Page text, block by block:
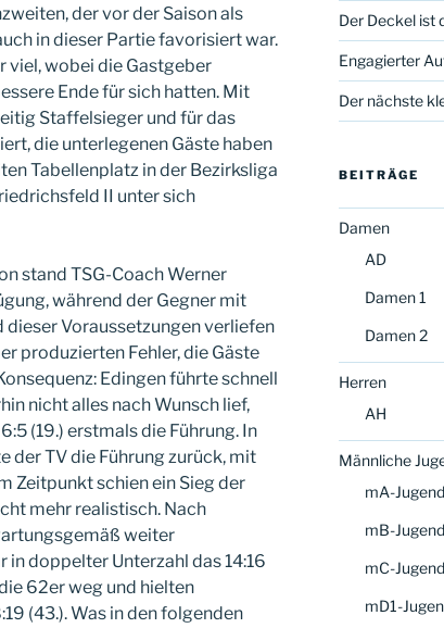
der vor der Saison als
in dieser Partie favorisiert war.
viel, wobei die Gastgeber
Ende für sich hatten. Mit
Staffelsieger und für das
die unterlegenen Gäste haben
Tabellenplatz in der Bezirksliga
II unter sich
stand TSG-Coach Werner
während der Gegner mit
dieser Voraussetzungen verliefen
produzierten Fehler, die Gäste
Edingen führte schnell
nicht alles nach Wunsch lief,
(19.) erstmals die Führung. In
der TV die Führung zurück, mit
Zeitpunkt schien ein Sieg der
mehr realistisch. Nach
weiter
doppelter Unterzahl das 14:16
62er weg und hielten
(43.). Was in den folgenden
Der Deckel ist
Engagierter
Der nächste
BEITRÄGE
Damen
AD
Damen 1
Damen 2
Herren
AH
Männliche
mA-Jugend
mB-Jugend
mC-Jugend
mD1-